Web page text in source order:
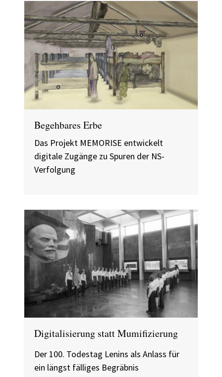
Begehbares Erbe
Das Projekt MEMORISE entwickelt
digitale Zugänge zu Spuren der NS-
Verfolgung
Digitalisierung statt Mumifizierung
Der 100. Todestag Lenins als Anlass für
ein längst fälliges Begräbnis